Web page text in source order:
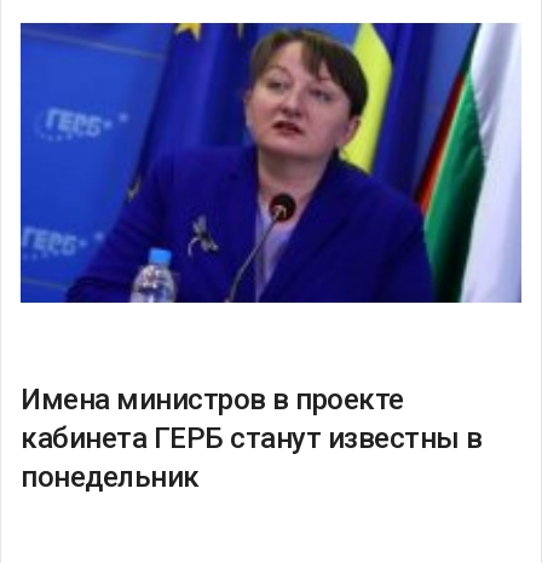
Имена министров в проекте
кабинета ГЕРБ станут известны в
понедельник